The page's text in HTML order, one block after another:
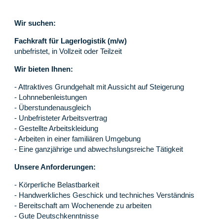
Wir suchen:
Fachkraft für Lagerlogistik (m/w)
unbefristet, in Vollzeit oder Teilzeit
Wir bieten Ihnen:
- Attraktives Grundgehalt mit Aussicht auf Steigerung
- Lohnnebenleistungen
- Überstundenausgleich
- Unbefristeter Arbeitsvertrag
- Gestellte Arbeitskleidung
- Arbeiten in einer familiären Umgebung
- Eine ganzjährige und abwechslungsreiche Tätigkeit
Unsere Anforderungen:
- Körperliche Belastbarkeit
- Handwerkliches Geschick und techniches Verständnis
- Bereitschaft am Wochenende zu arbeiten
- Gute Deutschkenntnisse